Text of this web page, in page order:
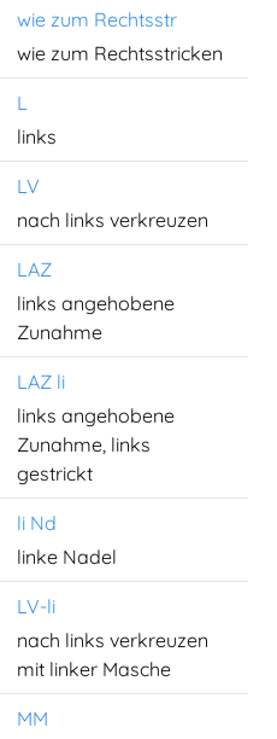
wie zum Rechtsstr
wie zum Rechtsstricken
L
links
LV
nach links verkreuzen
LAZ
links angehobene
Zunahme
LAZ li
links angehobene
Zunahme, links
gestrickt
li Nd
linke Nadel
LV-li
nach links verkreuzen
mit linker Masche
MM